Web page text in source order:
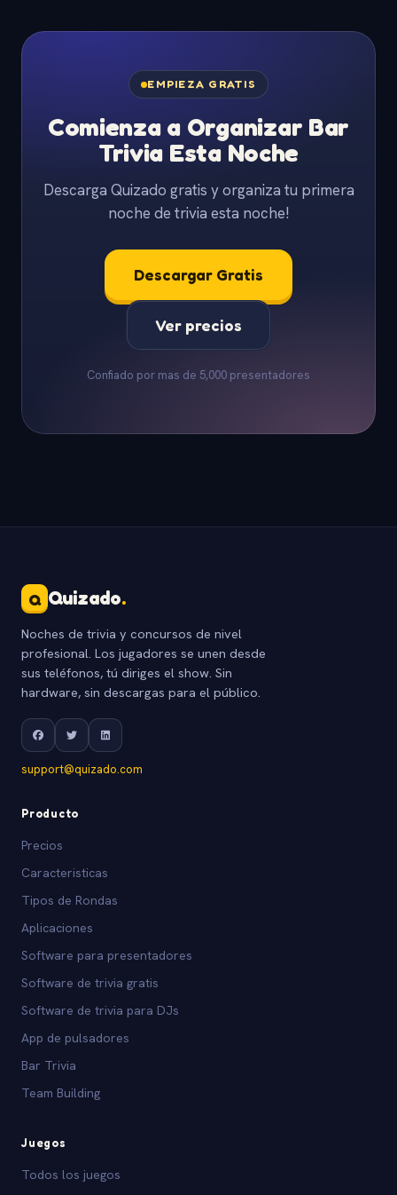
EMPIEZA GRATIS
Comienza a Organizar Bar
Trivia Esta Noche
Descarga Quizado gratis y organiza tu primera
noche de trivia esta noche!
Descargar Gratis
Ver precios
Confiado por mas de 5,000 presentadores
Q Quizado.
Noches de trivia y concursos de nivel
profesional. Los jugadores se unen desde
sus teléfonos, tú diriges el show. Sin
hardware, sin descargas para el público.
support@quizado.com
Producto
Precios
Caracteristicas
Tipos de Rondas
Aplicaciones
Software para presentadores
Software de trivia gratis
Software de trivia para DJs
App de pulsadores
Bar Trivia
Team Building
Juegos
Todos los juegos